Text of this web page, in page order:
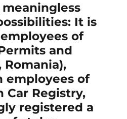
It is
of
and
Romania),
of
Car Registry,
registered a